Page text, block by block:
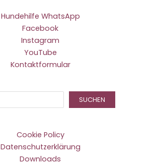
Hundehilfe WhatsApp
Facebook
Instagram
YouTube
Kontaktformular
SUCHEN
Cookie Policy
Datenschutzerklärung
Downloads